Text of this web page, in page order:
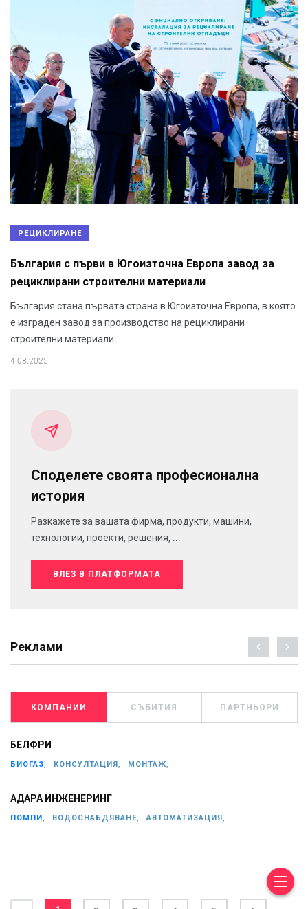
РЕЦИКЛИРАНЕ
България с първи в Югоизточна Европа завод за
рециклирани строителни материали
България стана първата страна в Югоизточна Европа, в която
е изграден завод за производство на рециклирани
строителни материали.
4.08.2025
Споделете своята професионална
история
Разкажете за вашата фирма, продукти, машини,
технологии, проекти, решения, ...
ВЛЕЗ В ПЛАТФОРМАТА
Реклами
КОМПАНИИ СЪБИТИЯ ПАРТНЬОРИ
БЕЛФРИ
БИОГАЗ, КОНСУЛТАЦИЯ, МОНТАЖ,
АДАРА ИНЖЕНЕРИНГ
ПОМПИ, ВОДОСНАБДЯВАНЕ, АВТОМАТИЗАЦИЯ,